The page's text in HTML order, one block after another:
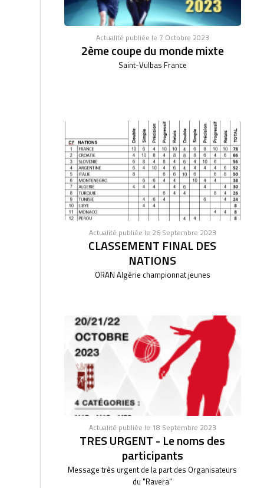
Actualité publiée le 7 Octobre 2023
2ème coupe du monde mixte
Saint-Vulbas France
Actualité publiée le 26 Septembre 2023
CLASSEMENT FINAL DES
NATIONS
ORAN Algérie championnat jeunes
Actualité publiée le 18 Septembre 2023
TRES URGENT - Le noms des
participants
Message très urgent de la part des Organisateurs
du "Ravera"